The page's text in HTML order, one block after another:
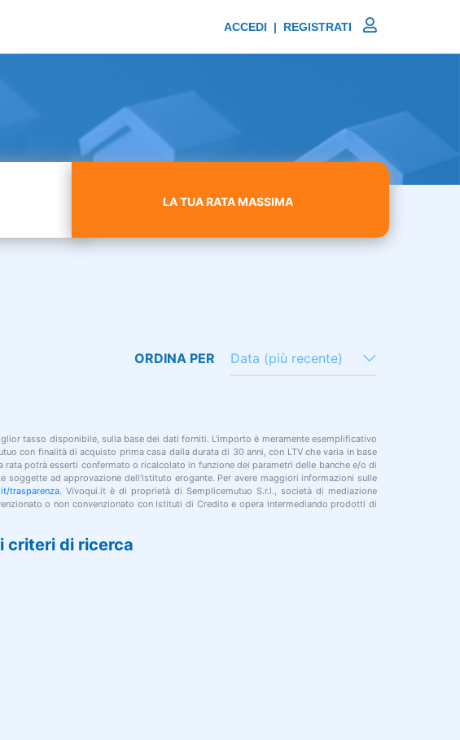
ACCEDI | REGISTRATI
LA TUA RATA MASSIMA
criteri di ricerca
ORDINA PER Data (più recente)
tasso disponibile, sulla base dei dati forniti. L'importo è meramente esemplificativo
con finalità di acquisto prima casa dalla durata di 30 anni, con LTV che varia in base
potrà esserti confermato o ricalcolato in funzione dei parametri delle banche e/o di
ad approvazione dell'istituto erogante. Per avere maggiori informazioni sulle
trasparenza. Vivoqui.it è di proprietà di Semplicemutuo S.r.l., società di mediazione
o non convenzionato con Istituti di Credito e opera intermediando prodotti di